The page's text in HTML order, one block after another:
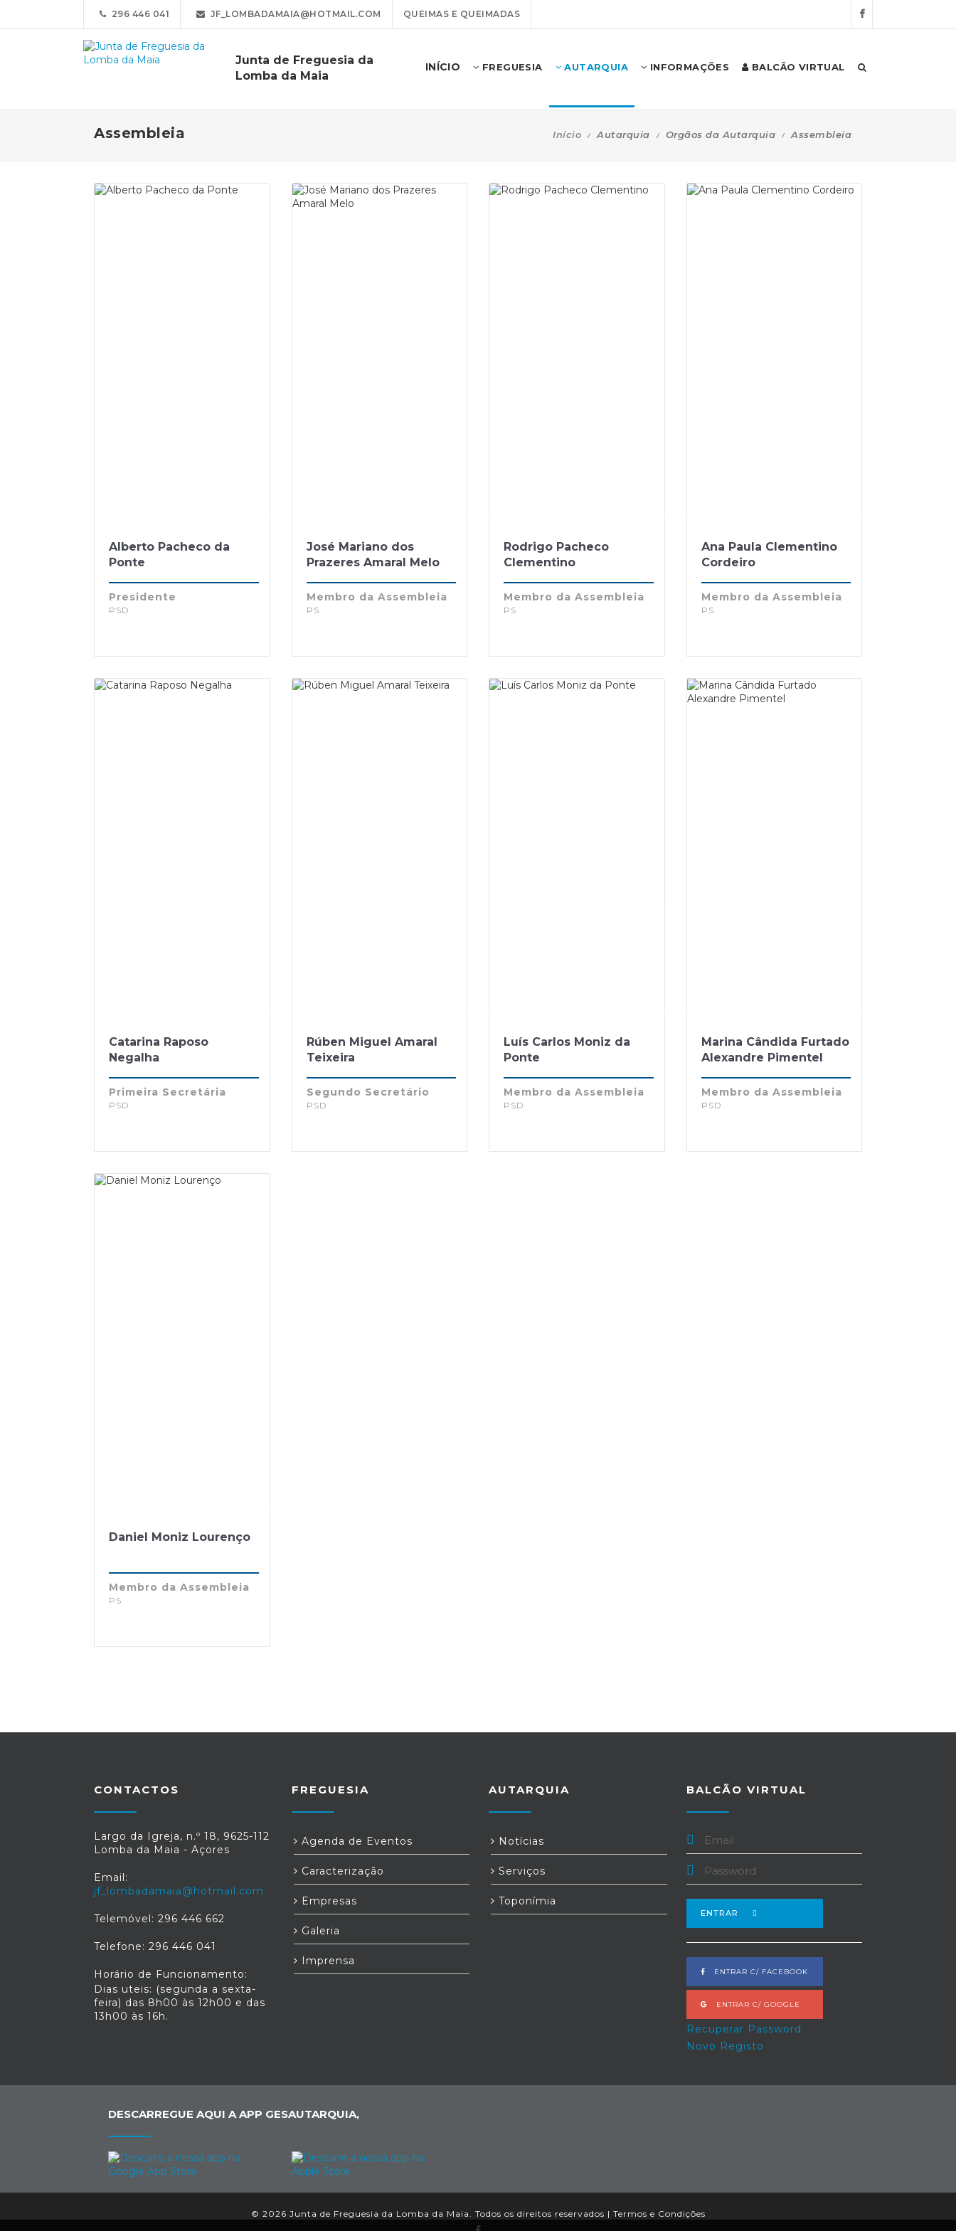
296 446 041 JF_LOMBADAMAIA@HOTMAIL.COM QUEIMAS E QUEIMADAS
Junta de Freguesia da
Lomba da Maia
INÍCIO FREGUESIA AUTARQUIA INFORMAÇÕES BALCÃO VIRTUAL
Assembleia Início Autarquia Orgãos da Autarquia Assembleia
Alberto Pacheco da
Ponte
Presidente
PSD
José Mariano dos
Prazeres Amaral Melo
Membro da Assembleia
PS
Rodrigo Pacheco
Clementino
Membro da Assembleia
PS
Ana Paula Clementino
Cordeiro
Membro da Assembleia
PS
Catarina Raposo
Negalha
Primeira Secretária
PSD
Rúben Miguel Amaral
Teixeira
Segundo Secretário
PSD
Luís Carlos Moniz da
Ponte
Membro da Assembleia
PSD
Marina Cândida Furtado
Alexandre Pimentel
Membro da Assembleia
PSD
Daniel Moniz Lourenço
Membro da Assembleia
PS
CONTACTOS
Largo da Igreja, n.º 18, 9625-112
Lomba da Maia - Açores
Email:
jf_lombadamaia@hotmail.com
Telemóvel: 296 446 662
Telefone: 296 446 041
Horário de Funcionamento:
Dias uteis: (segunda a sexta-
feira) das 8h00 às 12h00 e das
13h00 às 16h.
FREGUESIA
Agenda de Eventos
Caracterização
Empresas
Galeria
Imprensa
AUTARQUIA
Notícias
Serviços
Toponímia
BALCÃO VIRTUAL
ENTRAR
ENTRAR C/ FACEBOOK
ENTRAR C/ GOOGLE
Recuperar Password
Novo Registo
DESCARREGUE AQUI A APP GESAUTARQUIA,
© 2026 Junta de Freguesia da Lomba da Maia. Todos os direitos reservados | Termos e Condições